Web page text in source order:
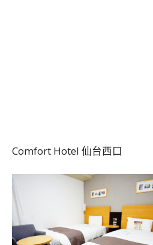
Comfort Hotel 仙台西口